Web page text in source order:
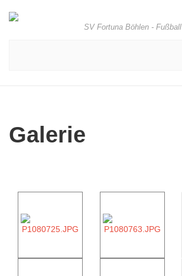
SV Fortuna Böhlen - Fußball
Galerie